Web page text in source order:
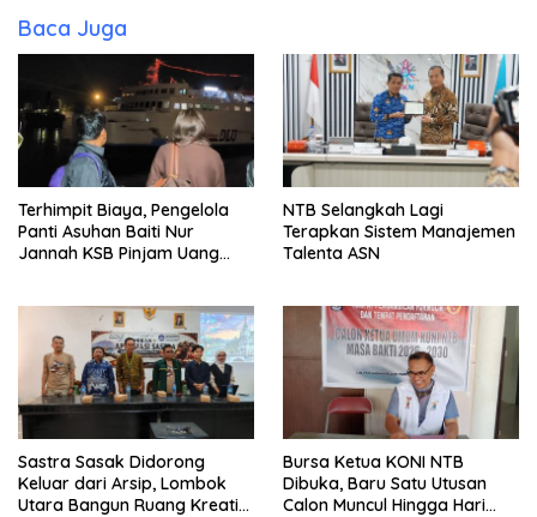
Baca Juga
Terhimpit Biaya, Pengelola
Panti Asuhan Baiti Nur
Jannah KSB Pinjam Uang
Kunjung Tuntas
NTB Selangkah Lagi
Terapkan Sistem Manajemen
Talenta ASN
Sastra Sasak Didorong
Keluar dari Arsip, Lombok
Utara Bangun Ruang Kreatif
Bursa Ketua KONI NTB
Dibuka, Baru Satu Utusan
Calon Muncul Hingga Hari